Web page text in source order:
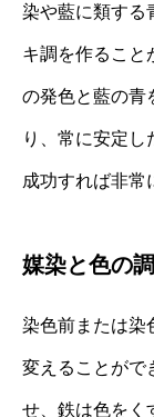
染や藍に類する
キ調を作ること
の発色と藍の青
り、常に安定し
成功すれば非常
媒染と色の
染色前または染
変えることがで
せ、鉄は色をく